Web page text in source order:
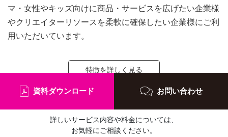
マ・女性やキッズ向けに商品・サービスを広げたい企業様
やクリエイターリソースを柔軟に確保したい企業様にご利
用いただいています。
特徴を詳しく見る
詳しいサービス内容や料金については、
お気軽にご相談ください。
資料ダウンロード お問い合わせ